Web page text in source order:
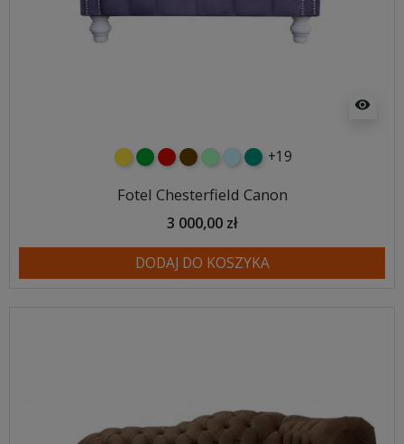
visibility
żółtyzielonyczerwony
czekoladowy
miętowybłękitny
turkusowy
+19
Fotel Chesterfield Canon
3 000,00 zł
DODAJ DO KOSZYKA